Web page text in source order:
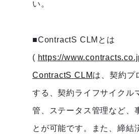
い。
■ContractS CLMとは
( https://
ContractS CLMは、契約プ
する、契約ライフサイクル
管、ステータス管理など、
とが可能です。また、締結